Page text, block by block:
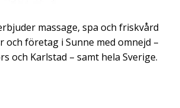
massage, spa och friskvård
företag i Sunne med omnejd –
och Karlstad – samt hela Sverige.